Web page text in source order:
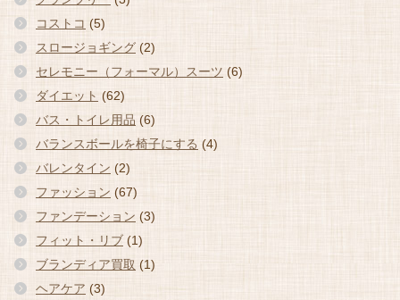
コストコ (5)
スロージョギング (2)
セレモニー（フォーマル）スーツ (6)
ダイエット (62)
バス・トイレ用品 (6)
バランスボールを椅子にする (4)
バレンタイン (2)
ファッション (67)
ファンデーション (3)
フィット・リブ (1)
ブランディア買取 (1)
ヘアケア (3)